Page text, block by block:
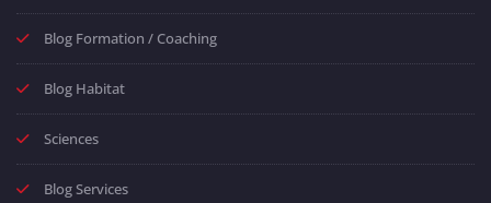
Blog Formation / Coaching
Blog Habitat
Sciences
Blog Services